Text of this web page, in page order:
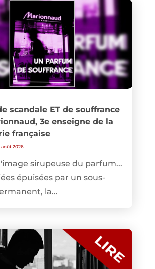
scandale ET de souffrance
3e enseigne de la
française
août 2026
sirupeuse du parfum...
épuisées par un sous-
la...